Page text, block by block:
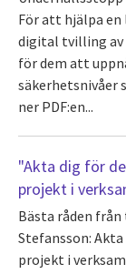
För att hjälpa en
digital tvilling
för dem att
säkerhetsnivåer
ner PDF:en...
"Akta dig för
projekt i
Bästa råden
Stefansson:
projekt i